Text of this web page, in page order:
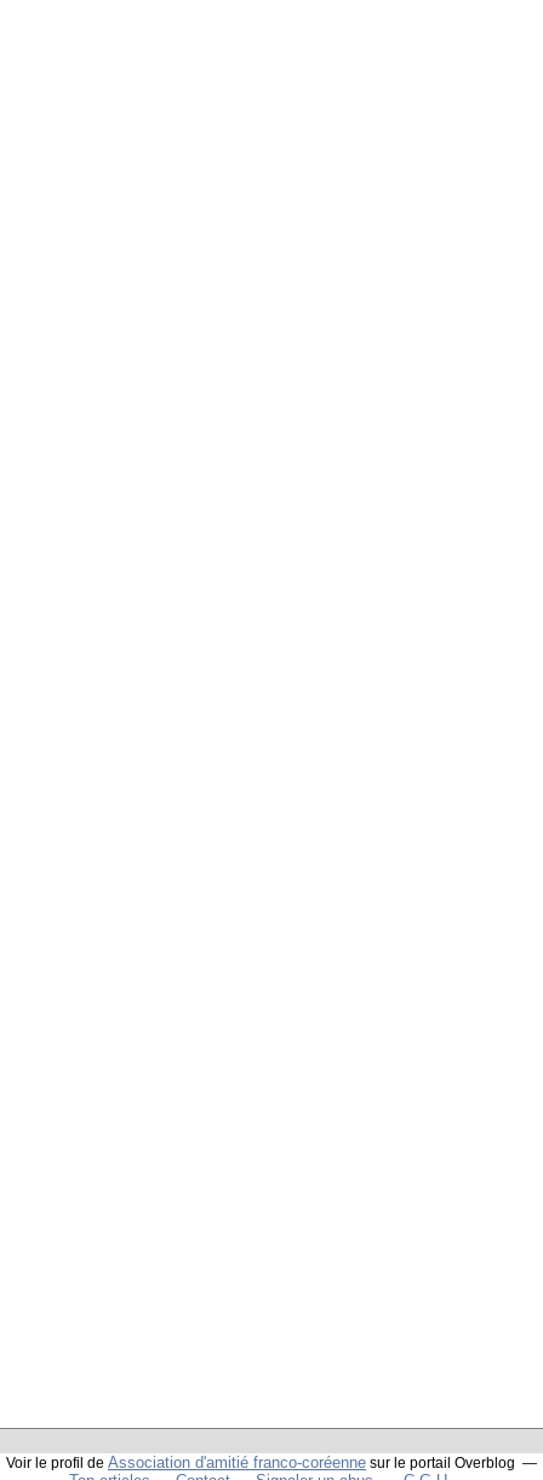
Voir le profil de Association d'amitié franco-coréenne sur le portail Overblog